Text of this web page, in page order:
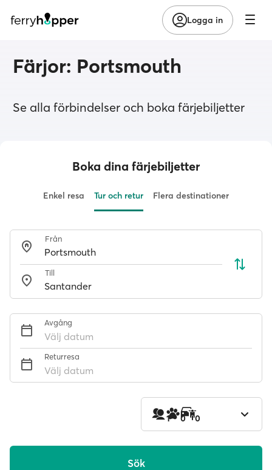
Logga in
Färjor: Portsmouth
Se alla förbindelser och boka färjebiljetter
Boka dina färjebiljetter
Enkel resa Tur och retur Flera destinationer
Från
Till
Avgång
Välj datum
Returresa
Välj datum
1 0 0
Sök